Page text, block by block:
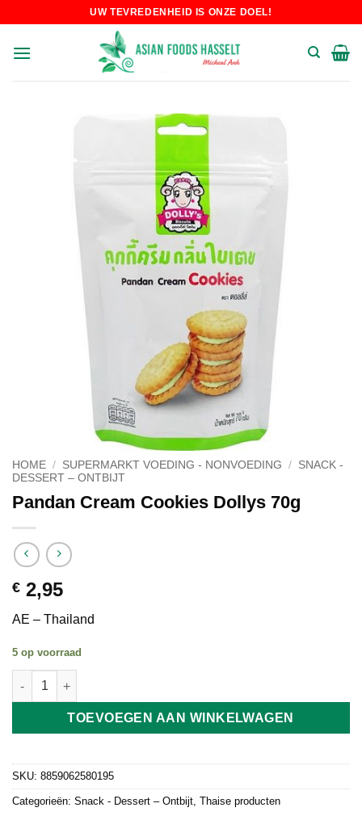
content
UW TEVREDENHEID IS ONZE DOEL!
HOME / SUPERMARKT VOEDING - NONVOEDING / SNACK -
DESSERT – ONTBIJT
Pandan Cream Cookies Dollys 70g
€ 2,95
AE – Thailand
5 op voorraad
Pandan Cream Cookies Dollys 70g aantal
TOEVOEGEN AAN WINKELWAGEN
SKU: 8859062580195
Categorieën: Snack - Dessert – Ontbijt Thaise producten